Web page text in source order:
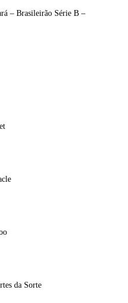
– Brasileirão Série B –
da Sorte